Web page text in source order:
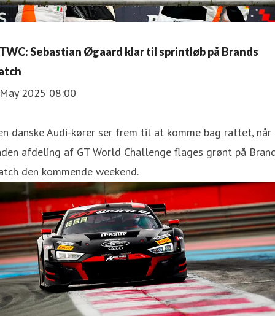
Sebastian Øgaard klar til sprintløb på Brands
2025 08:00
danske Audi-kører ser frem til at komme bag rattet, når
afdeling af GT World Challenge flages grønt på
den kommende weekend.